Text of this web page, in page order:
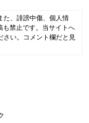
た、誹謗中傷、個人情
も禁止です。当サイトへ
さい。コメント欄だと見